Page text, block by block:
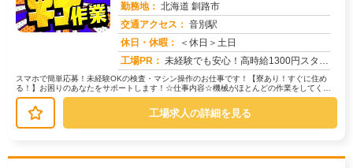
勤務地： 北海道 釧路市
交通アクセス： 音別駅
休日・休暇：
＜休日＞土日
工場PR： 未経験でも安心！高時給1300円スタートのチャンス！☆寮費無料の完全個室寮をご用意！家具・家電・寝具完備で、すぐに...
スマホで簡単応募！未経験OKの検査・マシン操作のお仕事です！【寮あり！すぐに住め
る！】お困りのあなたをサポートします！☆仕事内容☆機械がほとんどの作業をしてくれ
るので安心です！→部品の組み立てや...
工場求人の詳細を見る